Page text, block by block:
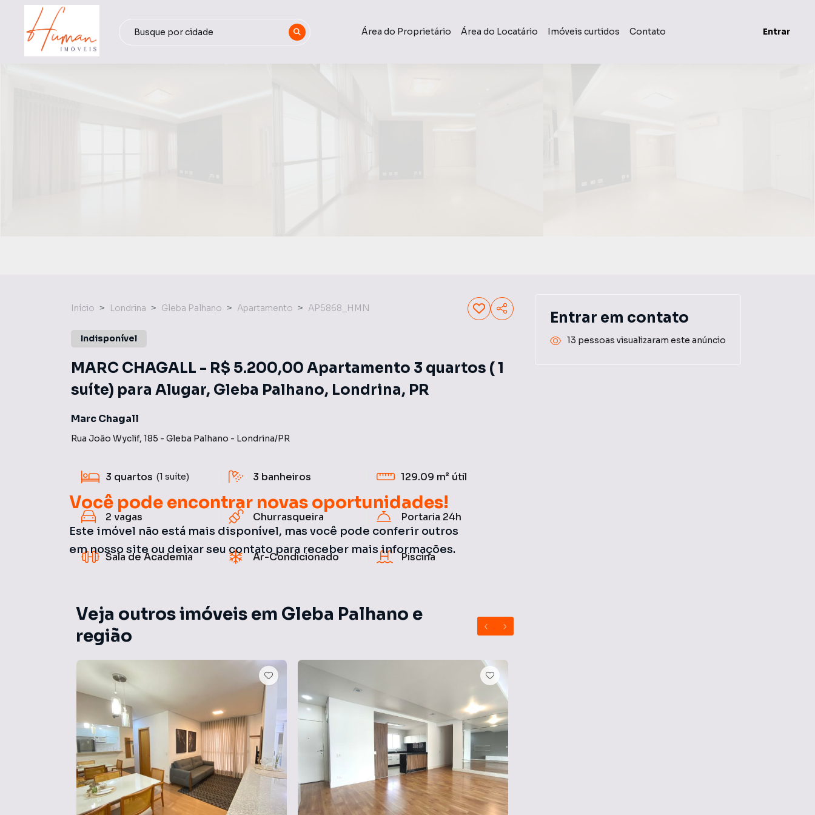
Área do Proprietário Área do Locatário Imóveis curtidos Contato Entrar
Você pode encontrar novas oportunidades!
Este imóvel não está mais disponível, mas você pode conferir outros
em nosso site ou deixar seu contato para receber mais informações.
Início Londrina Gleba Palhano Apartamento AP5868_HMN
Indisponível
MARC CHAGALL - R$ 5.200,00 Apartamento 3 quartos ( 1
suíte) para Alugar, Gleba Palhano, Londrina, PR
Marc Chagall
Rua João Wyclif, 185 - Gleba Palhano - Londrina/PR
3 quartos (1 suíte) 3 banheiros 129.09 m² útil
2 vagas Churrasqueira Portaria 24h
Sala de Academia Ar-Condicionado Piscina
Veja outros imóveis em Gleba Palhano e
região
Entrar em contato
13 pessoas visualizaram este anúncio